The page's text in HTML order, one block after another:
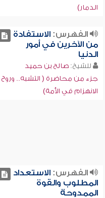
الدمار)
الفهرس:الاستفادة
من الآخرين في أمور
الدنيا
للشيخ:صالح بن حميد
جزء من محاضرة ( التشبه.. وروح
الانهزام في الأمة)
الفهرس:الاستعداد
المطلوب والقوة
الممدوحة